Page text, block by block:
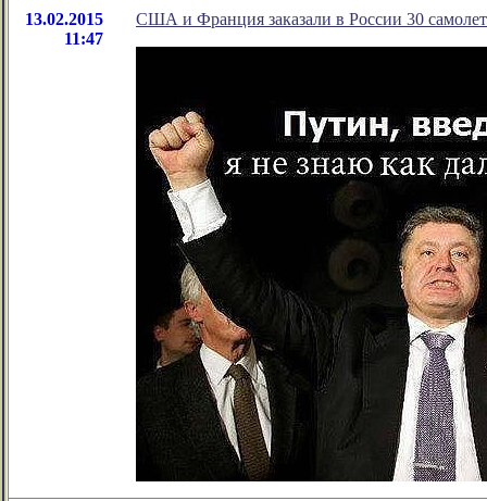
13.02.2015
11:47
США и Франция заказали в России 30